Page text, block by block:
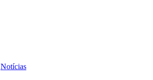
Notícias